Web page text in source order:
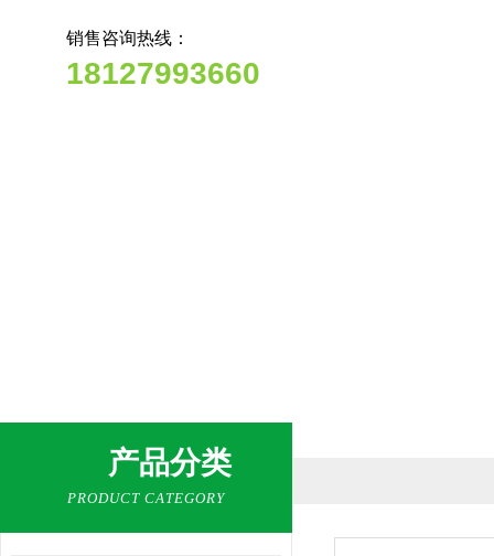
销售咨询热线：
18127993660
产品分类
PRODUCT CATEGORY